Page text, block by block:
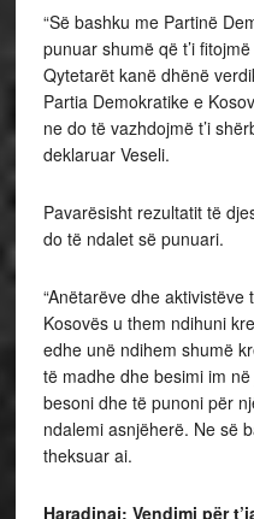
“Së bashku me Partinë
punuar shumë që t’i
Qytetarët kanë dhënë
Partia Demokratike e
ne do të vazhdojmë t’i
deklaruar Veseli.
Pavarësisht rezultatit të
do të ndalet së punuari.
“Anëtarëve dhe
Kosovës u them ndihuni
edhe unë ndihem shumë
të madhe dhe besimi im
besoni dhe të punoni për
ndalemi asnjëherë. Ne së
theksuar ai.
Haradinaj: Vendimi për